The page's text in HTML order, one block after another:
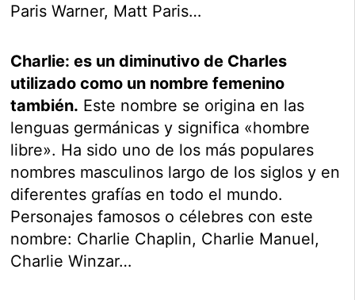
Paris Warner, Matt Paris…
Charlie: es un diminutivo de Charles
utilizado como un nombre femenino
también. Este nombre se origina en las
lenguas germánicas y significa «hombre
libre». Ha sido uno de los más populares
nombres masculinos largo de los siglos y en
diferentes grafías en todo el mundo.
Personajes famosos o célebres con este
nombre: Charlie Chaplin, Charlie Manuel,
Charlie Winzar…